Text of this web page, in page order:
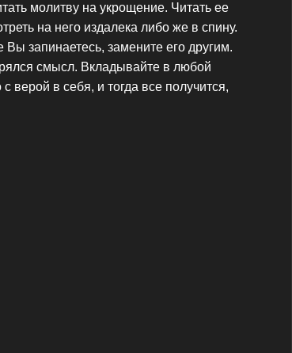
молитву на укрощение. Читать ее
на него издалека либо же в спину.
Вы запинаетесь, замените его другим.
смысл. Вкладывайте в любой
верой в себя, и тогда все получится,